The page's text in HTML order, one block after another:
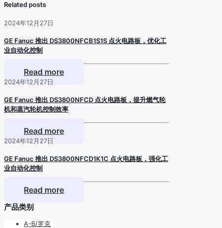
Related posts
2024年12月27日
GE Fanuc 推出 DS3800NFCB1S1S 点火电路板，优化工
业自动化控制
Read more
2024年12月27日
GE Fanuc 推出 DS3800NFCD 点火电路板，提升燃气轮
机和蒸汽轮机控制效率
Read more
2024年12月27日
GE Fanuc 推出 DS3800NFCD1K1C 点火电路板，强化工
业自动化控制
Read more
产品类别
A-B/罗克